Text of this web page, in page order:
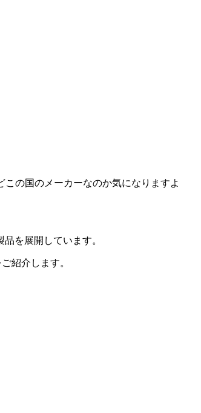
の国のメーカーなのか気になりますよ
を展開しています。
紹介します。